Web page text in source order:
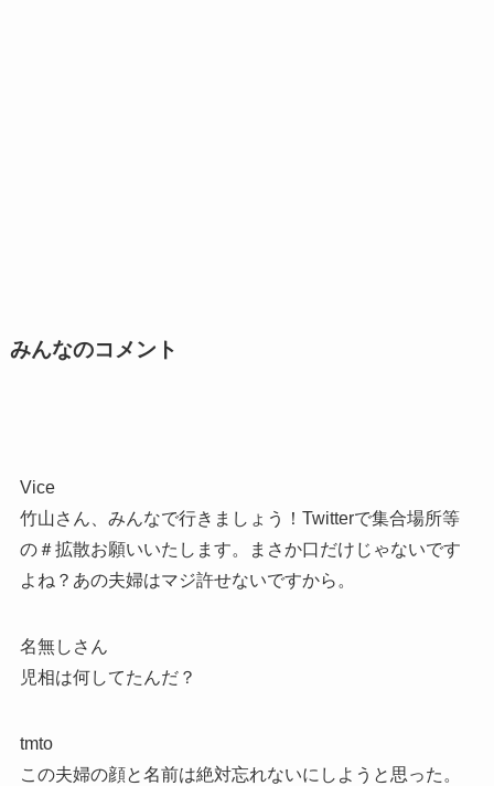
みんなのコメント
Vice
竹山さん、みんなで行きましょう！Twitterで集合場所等
の＃拡散お願いいたします。まさか口だけじゃないです
よね？あの夫婦はマジ許せないですから。
名無しさん
児相は何してたんだ？
tmto
この夫婦の顔と名前は絶対忘れないにしようと思った。